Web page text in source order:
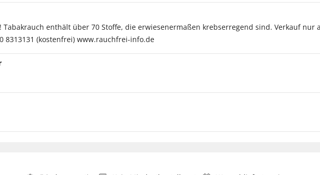
Tabakrauch enthält über 70 Stoffe, die erwiesenermaßen krebserregend sind. Verkauf nur
8313131 (kostenfrei) www.rauchfrei-info.de